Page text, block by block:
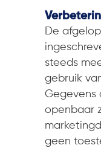
De
steeds
gebruik
Gegevens
openbaar
geen